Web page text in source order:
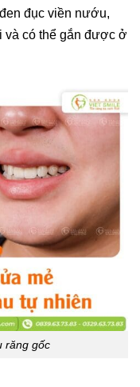
đục viền nướu,
và có thể gắn được ở
răng gốc